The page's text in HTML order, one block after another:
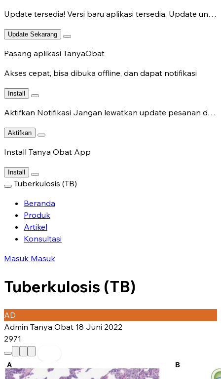
Update tersedia! Versi baru aplikasi tersedia. Update untuk fitur terbaru.
Update Sekarang
Pasang aplikasi TanyaObat
Akses cepat, bisa dibuka offline, dan dapat notifikasi
Install
Aktifkan Notifikasi Jangan lewatkan update pesanan dan chat dokter.
Aktifkan
Install Tanya Obat App
Install
Tuberkulosis (TB)
Beranda
Produk
Artikel
Konsultasi
Masuk Masuk
Tuberkulosis (TB)
AD
Admin Tanya Obat 18 Juni 2022
2971